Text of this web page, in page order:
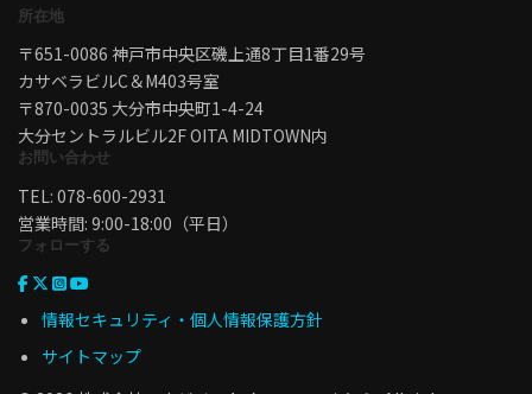
所在地
〒651-0086 神戸市中央区磯上通8丁目1番29号
カサベラビルC＆M403号室
〒870-0035 大分市中央町1-4-24
大分セントラルビル2F OITA MIDTOWN内
お問い合わせ
TEL: 078-600-2931
営業時間: 9:00-18:00（平日）
フォローする
情報セキュリティ・個人情報保護方針
サイトマップ